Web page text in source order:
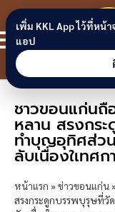
Skip to content
ชาวขอนแก่น
หลาน สรงกร
ทำบุญอุทิศส่ว
ลับเนื่องใเทศ
หน้าแรก »ข่าวขอนแก่น
สรงกระดูกบรรพบุรุษที่
เพิ่ม KKL App ไว้ที่หน้
แอป